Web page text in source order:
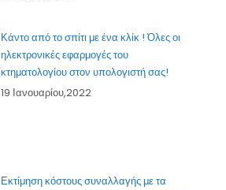
Κάντο από το σπίτι με ένα κλίκ ! Όλες οι
ηλεκτρονικές εφαρμογές του
κτηματολογίου στον υπολογιστή σας!
19 Ιανουαρίου,2022
Εκτίμηση κόστους συναλλαγής με τα